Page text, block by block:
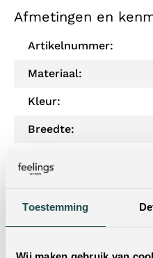
Toestemming
Afmetingen en
Artikelnummer:
Materiaal:
Kleur:
Breedte:
Hoogte:
Woonstijl: